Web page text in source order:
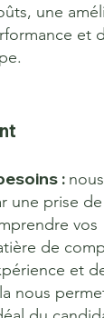
une
et
: nous
une prise de
vos
de
et
nous